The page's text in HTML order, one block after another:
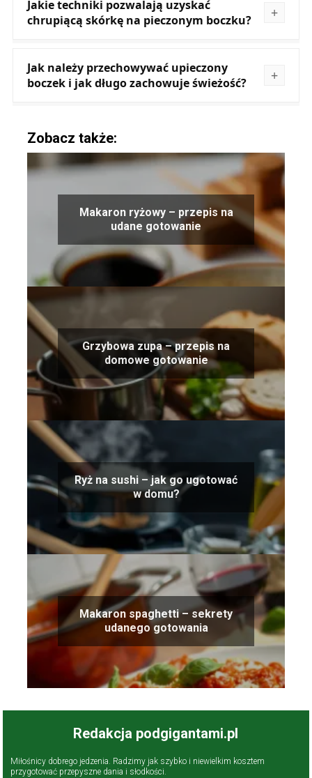
Jakie techniki pozwalają uzyskać
chrupiącą skórkę na pieczonym boczku?
Jak należy przechowywać upieczony
boczek i jak długo zachowuje świeżość?
Zobacz także:
Makaron ryżowy – przepis na
udane gotowanie
Grzybowa zupa – przepis na
domowe gotowanie
Ryż na sushi – jak go ugotować
w domu?
Makaron spaghetti – sekrety
udanego gotowania
Redakcja podgigantami.pl
Miłośnicy dobrego jedzenia. Radzimy jak szybko i niewielkim kosztem
przygotować przepyszne dania i słodkości.